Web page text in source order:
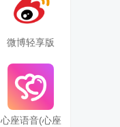
微博轻享版
app国际免费
版
心座语音(心座